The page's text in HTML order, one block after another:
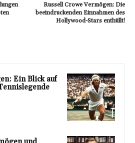
Russell Crowe Vermögen: Die
beeindruckenden Einnahmen des
Hollywood-Stars enthüllt!
Ein Blick auf